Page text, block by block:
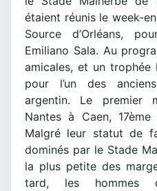
étaient réunis le week-
Source d’Orléans,
Emiliano Sala. Au
amicales, et un
pour l’un des
argentin. Le premier
Nantes à Caen,
Malgré leur statut de
dominés par le Stade
la plus petite des
tard, les hommes